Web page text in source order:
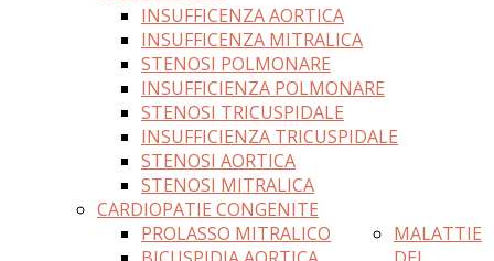
INSUFFICENZA AORTICA
INSUFFICENZA MITRALICA
STENOSI POLMONARE
INSUFFICIENZA POLMONARE
STENOSI TRICUSPIDALE
INSUFFICIENZA TRICUSPIDALE
STENOSI AORTICA
STENOSI MITRALICA
CARDIOPATIE CONGENITE
PROLASSO MITRALICO
MALATTIE